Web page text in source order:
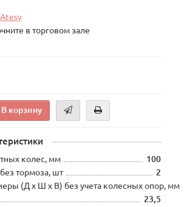
Atesy
в торговом зале
В корзину
колес, мм
100
тормоза, шт
2
(Д х Ш х В) без учета колесных опор, мм
23,5